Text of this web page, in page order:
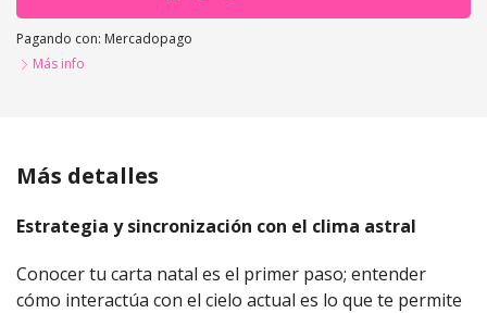
Pagando con: Mercadopago
Más info
Más detalles
Estrategia y sincronización con el clima astral
Conocer tu carta natal es el primer paso; entender
cómo interactúa con el cielo actual es lo que te permite